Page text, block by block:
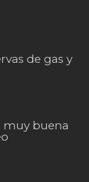
de gas y
muy buena